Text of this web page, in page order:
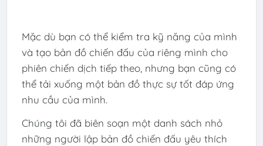
Mặc dù bạn có thể kiểm tra kỹ năng của mình
và tạo bản đồ chiến đấu của riêng mình cho
phiên chiến dịch tiếp theo, nhưng bạn cũng có
thể tải xuống một bản đồ thực sự tốt đáp ứng
nhu cầu của mình.
Chúng tôi đã biên soạn một danh sách nhỏ
những người lập bản đồ chiến đấu yêu thích